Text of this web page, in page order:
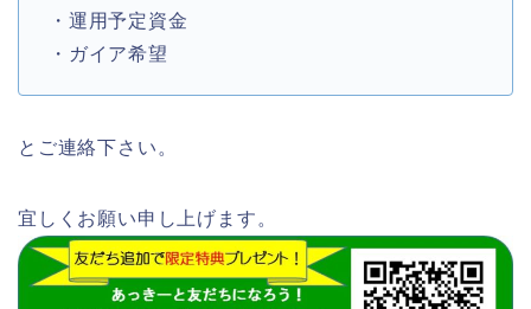
・運用予定資金
・ガイア希望
とご連絡下さい。
宜しくお願い申し上げます。